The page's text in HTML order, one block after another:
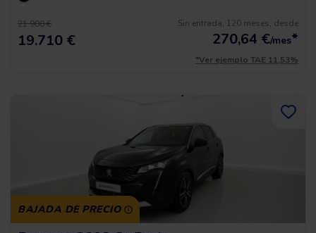
21.900 €
19.710 €
Sin entrada, 120 meses, desde
270,64 €/mes*
*Ver ejemplo TAE 11,53%
BAJADA DE PRECIO